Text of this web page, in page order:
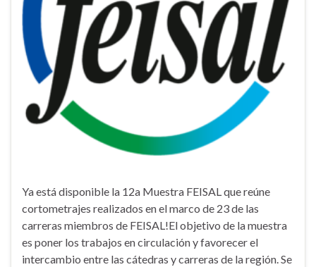
Ya está disponible la 12a Muestra FEISAL que reúne
cortometrajes realizados en el marco de 23 de las
carreras miembros de FEISAL!El objetivo de la muestra
es poner los trabajos en circulación y favorecer el
intercambio entre las cátedras y carreras de la región. Se